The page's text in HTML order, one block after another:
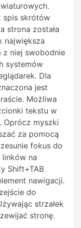
spis skrótów
strona została
największa
z niej swobodnie
systemów
Dla
jest
Możliwa
tekstu w
Oprócz myszki
za pomocą
fokus do
na
Shift+TAB
nawigacji.
do
strzałek
stronę.